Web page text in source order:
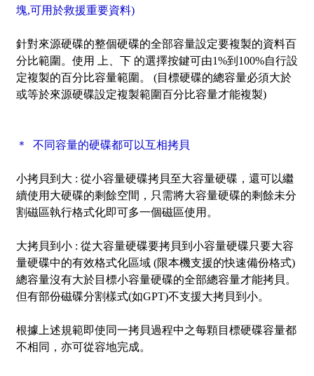
塊,可用於救援重要資料)
針對來源硬碟的整個硬碟的全部容量設定要複製的資料百
分比範圍。使用 上、下 的選擇按鍵可由1%到100%自行設
定複製的百分比容量範圍。 (目標硬碟的總容量必須大於
或等於來源硬碟設定複製範圍百分比容量才能複製)
＊ 不同容量的硬碟都可以互相拷貝
小拷貝到大 : 從小容量硬碟拷貝至大容量硬碟，還可以繼
續使用大硬碟的剩餘空間，只需將大容量硬碟的剩餘未分
割磁區執行格式化即可多一個磁區使用。
大拷貝到小 : 從大容量硬碟要拷貝到小容量硬碟只要大容
量硬碟中的有效格式化區域 (限本機支援的快速備份格式)
總容量沒有大於目標小容量硬碟的全部總容量才能拷貝。
但有部份磁碟分割樣式(如GPT)不支援大拷貝到小。
根據上述規範即使同一拷貝過程中之每顆目標硬碟容量都
不相同，亦可從容地完成。